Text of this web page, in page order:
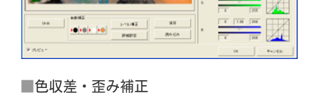
■色収差・歪み補正